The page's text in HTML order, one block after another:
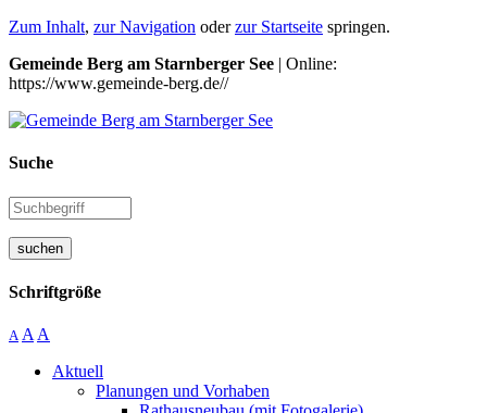
Zum Inhalt, zur Navigation oderzur Startseite springen.
Gemeinde Berg am Starnberger See | Online:
https://www.gemeinde-berg.de//
Suche
suchen
Schriftgröße
A A A
Aktuell
Planungen und Vorhaben